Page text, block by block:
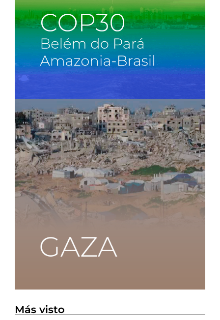
Más visto